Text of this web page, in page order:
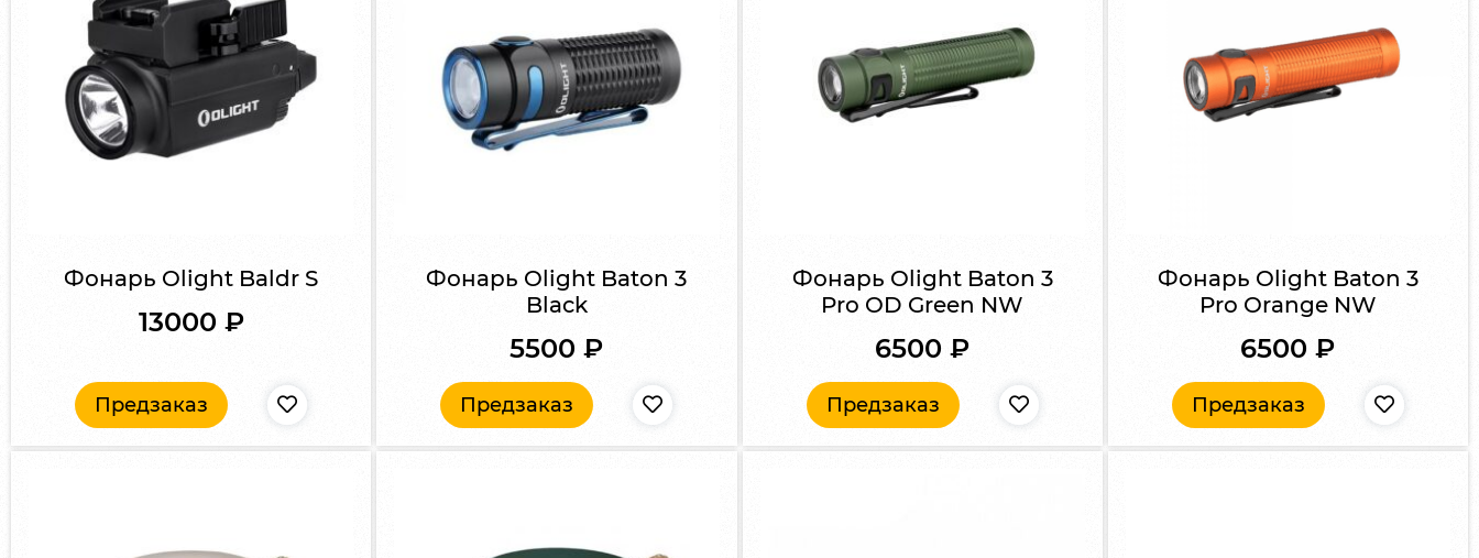
Фонарь Olight Baldr S
13000 ₽
Предзаказ
Фонарь Olight Baton 3
Black
5500₽
Предзаказ
Фонарь Olight Baton 3
Pro OD Green NW
6500₽
Предзаказ
Фонарь Olight Baton 3
Pro Orange NW
6500₽
Предзаказ